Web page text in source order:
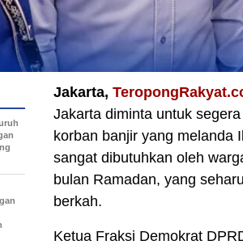
Jakarta,
Jakarta diminta untuk
korban banjir yang melanda
sangat dibutuhkan oleh
bulan Ramadan, yang
berkah.
Ketua Fraksi Demokrat